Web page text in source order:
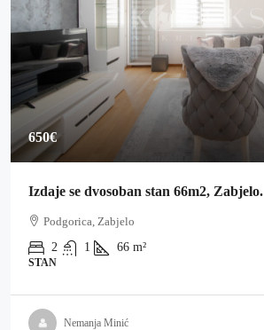
650€
Izdaje se dvosoban stan 66m2, Zabjelo.
Podgorica, Zabjelo
2
1 66 m²
STAN
Nemanja Minić